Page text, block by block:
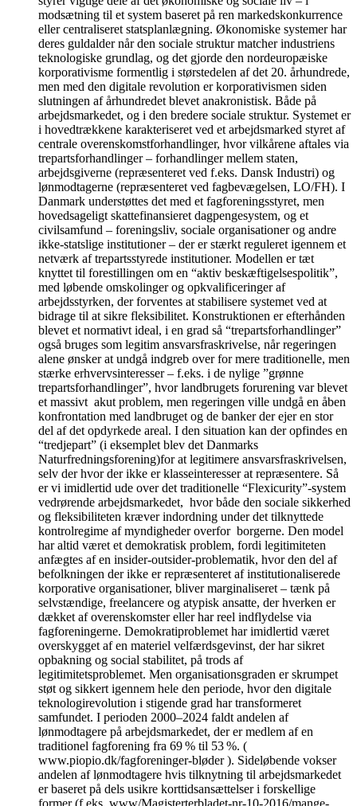
modsætning til et system baseret på ren markedskonkurrence
eller centraliseret statsplanlægning. Økonomiske systemer har
deres guldalder når den sociale struktur matcher industriens
teknologiske grundlag, og det gjorde den nordeuropæiske
korporativisme formentlig i størstedelen af det 20. århundrede,
men med den digitale revolution er korporativismen siden
slutningen af århundredet blevet anakronistisk. Både på
arbejdsmarkedet, og i den bredere sociale struktur. Systemet er
i hovedtrækkene karakteriseret ved et arbejdsmarked styret af
centrale overenskomstforhandlinger, hvor vilkårene aftales via
trepartsforhandlinger – forhandlinger mellem staten,
arbejdsgiverne (repræsenteret ved f.eks. Dansk Industri) og
lønmodtagerne (repræsenteret ved fagbevægelsen, LO/FH). I
Danmark understøttes det med et fagforeningsstyret, men
hovedsageligt skattefinansieret dagpengesystem, og et
civilsamfund – foreningsliv, sociale organisationer og andre
ikke-statslige institutioner – der er stærkt reguleret igennem et
netværk af trepartsstyrede institutioner. Modellen er tæt
knyttet til forestillingen om en “aktiv beskæftigelsespolitik”,
med løbende omskolinger og opkvalificeringer af
arbejdsstyrken, der forventes at stabilisere systemet ved at
bidrage til at sikre fleksibilitet. Konstruktionen er efterhånden
blevet et normativt ideal, i en grad så “trepartsforhandlinger”
også bruges som legitim ansvarsfraskrivelse, når regeringen
alene ønsker at undgå indgreb over for mere traditionelle, men
stærke erhvervsinteresser – f.eks. i de nylige ”grønne
trepartsforhandlinger”, hvor landbrugets forurening var blevet
et massivt akut problem, men regeringen ville undgå en åben
konfrontation med landbruget og de banker der ejer en stor
del af det opdyrkede areal. I den situation kan der opfindes en
“tredjepart” (i eksemplet blev det Danmarks
Naturfredningsforening)for at legitimere ansvarsfraskrivelsen,
selv der hvor der ikke er klasseinteresser at repræsentere. Så
er vi imidlertid ude over det traditionelle “Flexicurity”-system
vedrørende arbejdsmarkedet, hvor både den sociale sikkerhed
og fleksibiliteten kræver indordning under det tilknyttede
kontrolregime af myndigheder overfor borgerne. Den model
har altid været et demokratisk problem, fordi legitimiteten
anfægtes af en insider-outsider-problematik, hvor den del af
befolkningen der ikke er repræsenteret af institutionaliserede
korporative organisationer, bliver marginaliseret – tænk på
selvstændige, freelancere og atypisk ansatte, der hverken er
dækket af overenskomster eller har reel indflydelse via
fagforeningerne. Demokratiproblemet har imidlertid været
overskygget af en materiel velfærdsgevinst, der har sikret
opbakning og social stabilitet, på trods af
legitimitetsproblemet. Men organisationsgraden er skrumpet
støt og sikkert igennem hele den periode, hvor den digitale
teknologirevolution i stigende grad har transformeret
samfundet. I perioden 2000–2024 faldt andelen af
lønmodtagere på arbejdsmarkedet, der er medlem af en
traditionel fagforening fra 69 % til 53 %. (
www.piopio.dk/fagforeninger-bløder ). Sideløbende vokser
andelen af lønmodtagere hvis tilknytning til arbejdsmarkedet
er baseret på dels usikre korttidsansættelser i forskellige
former (f.eks. www/Magisterterbladet-nr-10-2016/mange-